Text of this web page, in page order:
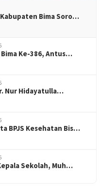
Kabupaten Bima Soro…
Bima Ke-386, Antus…
Nur Hidayatulla…
BPJS Kesehatan Bis…
Sekolah, Muh…